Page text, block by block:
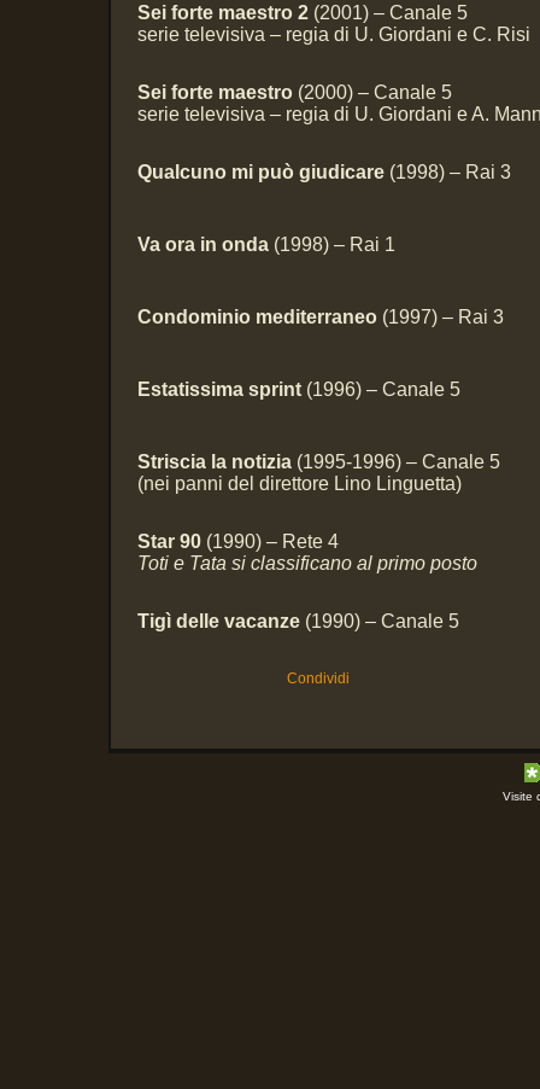
Sei forte maestro 2 (2001) – Canale 5
serie televisiva – regia di U. Giordani e C. Risi
Sei forte maestro (2000) – Canale 5
serie televisiva – regia di U. Giordani e A.
Qualcuno mi può giudicare (1998) – Rai 3
Va ora in onda (1998) – Rai 1
Condominio mediterraneo (1997) – Rai 3
Estatissima sprint (1996) – Canale 5
Striscia la notizia (1995-1996) – Canale 5
(nei panni del direttore Lino Linguetta)
Star 90 (1990) – Rete 4
Toti e Tata si classificano al primo posto
Tigì delle vacanze (1990) – Canale 5
Condividi
Visite